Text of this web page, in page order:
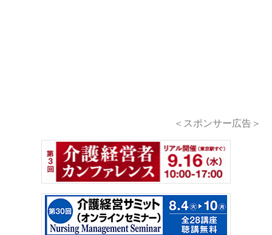
＜スポンサー広告＞